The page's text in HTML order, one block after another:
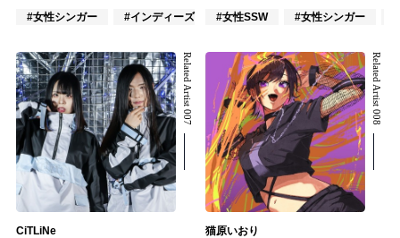
#女性シンガー
#インディーズ #インスト
#女性SSW
#女性シンガー
Related Artist 007
CiTLiNe
Related Artist 008
猫原いおり